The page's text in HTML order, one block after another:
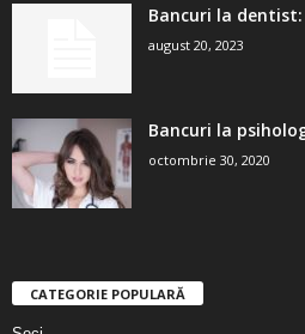
Bancuri la
august 20, 2023
Bancuri la
octombrie 30, 2020
CATEGORIE POPULARĂ